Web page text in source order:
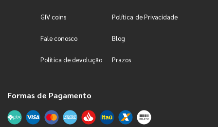
GIV coins Política de Privacidade
Fale conosco Blog
Política de devolução Prazos
Formas de Pagamento